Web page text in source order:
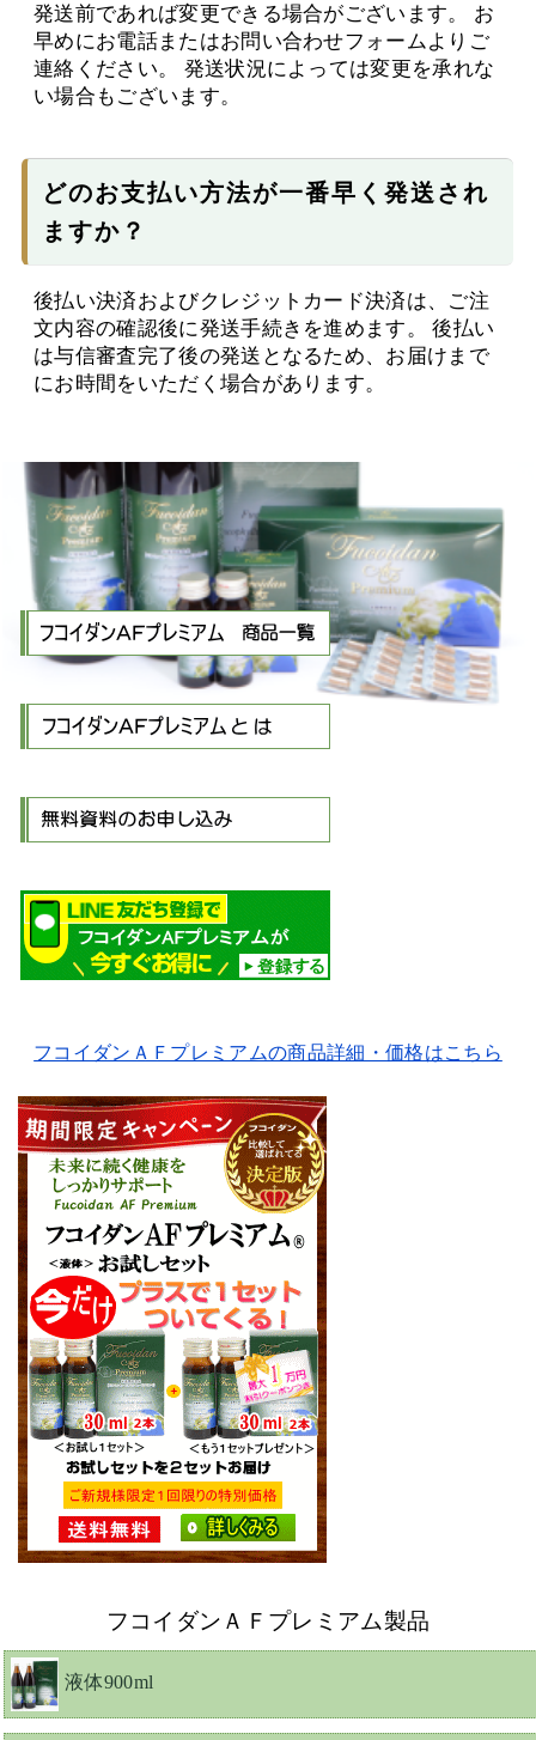
発送前であれば変更できる場合がございます。 お
早めにお電話またはお問い合わせフォームよりご
連絡ください。 発送状況によっては変更を承れな
い場合もございます。
どのお支払い方法が一番早く発送され
ますか？
後払い決済およびクレジットカード決済は、ご注
文内容の確認後に発送手続きを進めます。 後払い
は与信審査完了後の発送となるため、お届けまで
にお時間をいただく場合があります。
フコイダンＡＦプレミアムの商品詳細・価格はこちら
フコイダンＡＦプレミアム製品
液体900ml